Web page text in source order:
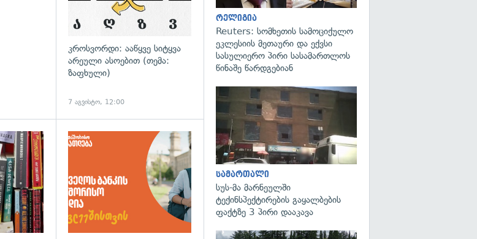
კროსვორდი: ააწყვე სიტყვა
არეული ასოებით (თემა:
ზაფხული)
7 აგვისტო, 12:00
გადახედვა
რელიგია
Reuters: სომხეთის სამოციქულო
ეკლესიის მეთაური და ექვსი
სასულიერო პირი სასამართლოს
წინაშე წარდგებიან
სამართალი
სუს-მა მარნეულში
ტექინსპექტირების გაყალბების
ფაქტზე 3 პირი დააკავა